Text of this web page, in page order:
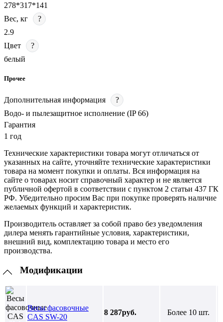
278*317*141
Вес, кг
?
2.9
Цвет
?
белый
Прочее
Дополнительная информация
?
Водо- и пылезащитное исполнение (IP 66)
Гарантия
1 год
Технические характеристики товара могут отличаться от
указанных на сайте, уточняйте технические характеристики
товара на момент покупки и оплаты. Вся информация на
сайте о товарах носит справочный характер и не является
публичной офертой в соответствии с пунктом 2 статьи 437 ГК
РФ. Убедительно просим Вас при покупке проверять наличие
желаемых функций и характеристик.
Производитель оставляет за собой право без уведомления
дилера менять гарантийные условия, характеристики,
внешний вид, комплектацию товара и место его
производства.
Модификации
Весы фасовочные
CAS SW-20
8 287руб. Более 10 шт.